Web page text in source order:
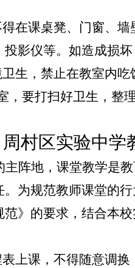
在课桌凳、门窗、
影仪等。如造成损
生，禁止在教室内吃
，要打扫好卫生，整
周村区实验中学
阵地，课堂教学是
为规范教师课堂的
范》的要求，结合本校
上课，不得随意调